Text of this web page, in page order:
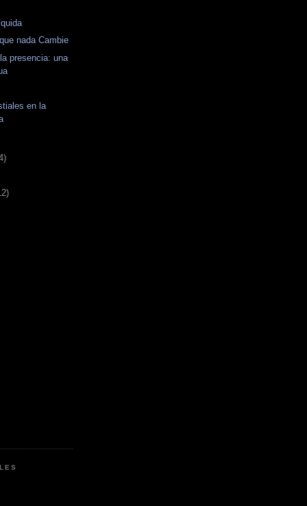
nada Cambie
presencia: una
en la